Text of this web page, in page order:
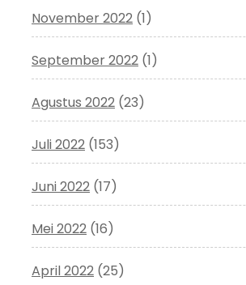
November 2022 (1)
September 2022 (1)
Agustus 2022 (23)
Juli 2022 (153)
Juni 2022 (17)
Mei 2022 (16)
April 2022 (25)